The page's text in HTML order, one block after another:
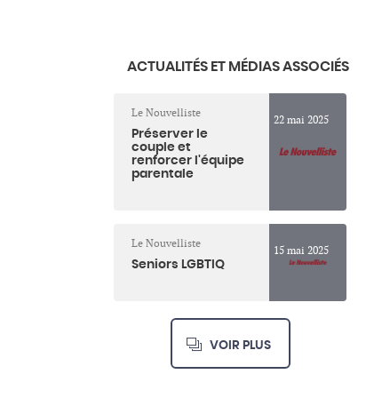
ACTUALITÉS ET MÉDIAS ASSOCIÉS
Le Nouvelliste
Préserver le
couple et
renforcer l'équipe
parentale
22 mai 2025
Le Nouvelliste
Seniors LGBTIQ
15 mai 2025
VOIR PLUS